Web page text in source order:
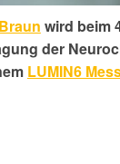
wird beim
der
LUMIN6